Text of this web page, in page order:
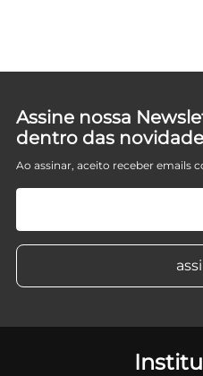
Assine nossa
dentro das
Ao assinar, aceito receber emails